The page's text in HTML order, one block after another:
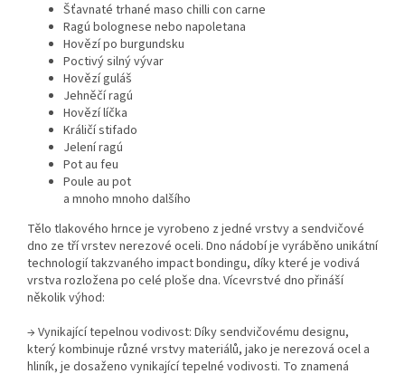
Šťavnaté trhané maso chilli con carne
Ragú bolognese nebo napoletana
Hovězí po burgundsku
Poctivý silný vývar
Hovězí guláš
Jehněčí ragú
Hovězí líčka
Králičí stifado
Jelení ragú
Pot au feu
Poule au pot
a mnoho mnoho dalšího
Tělo tlakového hrnce je vyrobeno z jedné vrstvy a sendvičové
dno ze tří vrstev nerezové oceli. Dno nádobí je vyráběno unikátní
technologií takzvaného impact bondingu, díky které je vodivá
vrstva rozložena po celé ploše dna. Vícevrstvé dno přináší
několik výhod:
→ Vynikající tepelnou vodivost: Díky sendvičovému designu,
který kombinuje různé vrstvy materiálů, jako je nerezová ocel a
hliník, je dosaženo vynikající tepelné vodivosti. To znamená